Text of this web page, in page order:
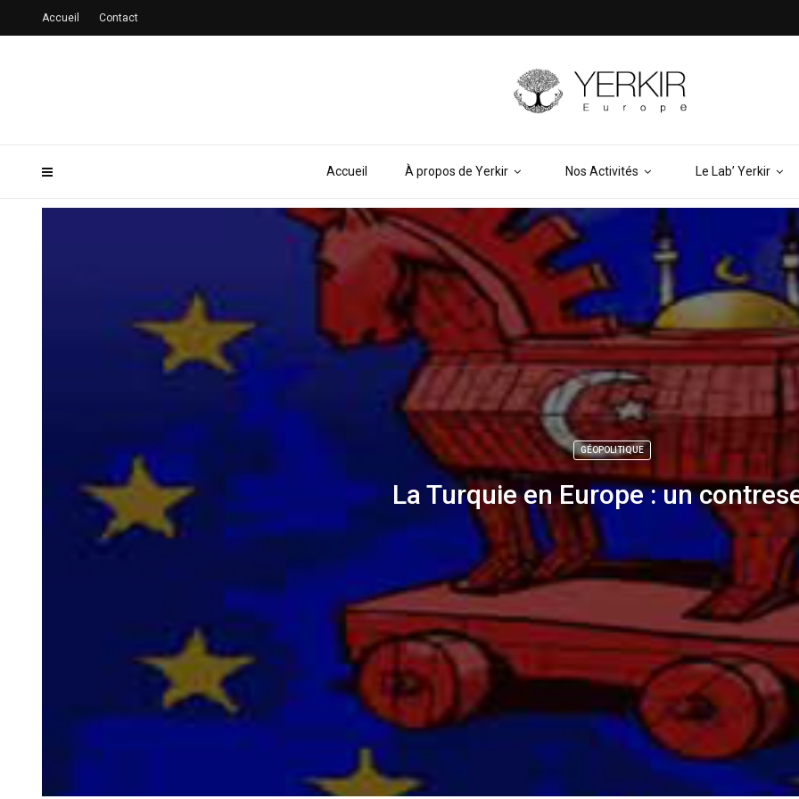
Accueil À propos de Yerkir Nos Activités Le Lab’ Yerkir
Accueil Contact
GÉOPOLITIQUE
La Turquie en Europe : un